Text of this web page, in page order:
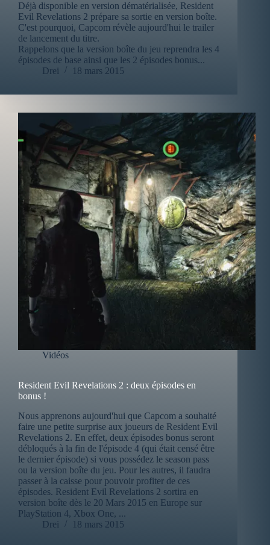
Déjà disponible en version dématérialisée, Resident
Evil Revelations 2 prépare sa sortie en version boîte.
C'est pourquoi, Capcom révèle aujourd'hui le trailer
de lancement du titre.
Rappelons que la version boîte du jeu reprendra les 4
épisodes de base ainsi que les 2 épisodes bonus...
Drei
18 mars 2015
Vidéos
Resident Evil Revelations 2 : deux épisodes en
bonus !
Nous apprenons aujourd'hui que Capcom a souhaité
faire une petite surprise aux joueurs de Resident Evil
Revelations 2. En effet, deux épisodes bonus seront
débloqués à la fin de l'épisode 4 (qui était censé être
le dernier épisode) si vous possédez le season pass
ou la version boîte du jeu. Pour les autres, il faudra
passer à la caisse pour pouvoir profiter de ces
épisodes. Resident Evil Revelations 2 sortira en
version boîte dès le 20 Mars 2015 en Europe sur
PlayStation 4, Xbox One, ...
Drei
18 mars 2015